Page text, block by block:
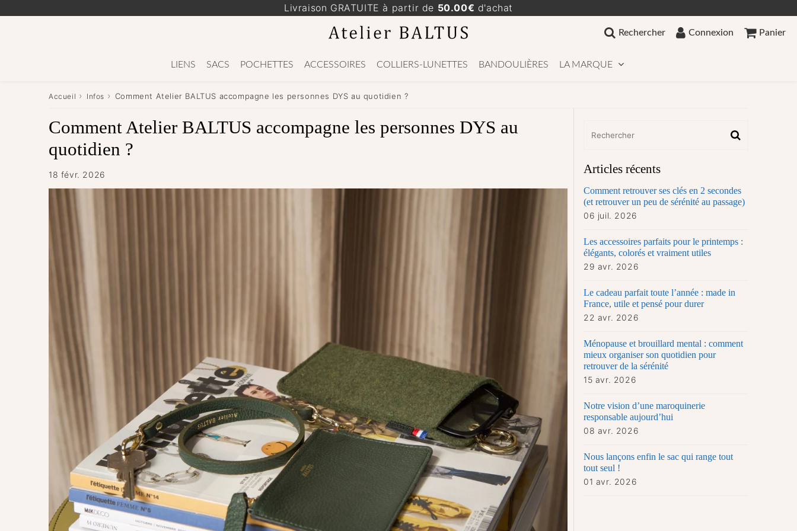
Livraison GRATUITE à partir de 50.00€ d'achat
Rechercher Connexion Panier
LIENS SACS POCHETTES ACCESSOIRES COLLIERS-LUNETTES BANDOULIÈRES LA MARQUE
Accueil › Infos › Comment Atelier BALTUS accompagne les personnes DYS au quotidien ?
Comment Atelier BALTUS accompagne les personnes DYS au
quotidien ?
18 févr. 2026 Articles récents
Comment retrouver ses clés en 2 secondes
(et retrouver un peu de sérénité au passage)
06 juil. 2026
Les accessoires parfaits pour le printemps :
élégants, colorés et vraiment utiles
29 avr. 2026
Le cadeau parfait toute l’année : made in
France, utile et pensé pour durer
22 avr. 2026
Ménopause et brouillard mental : comment
mieux organiser son quotidien pour
retrouver de la sérénité
15 avr. 2026
Notre vision d’une maroquinerie
responsable aujourd’hui
08 avr. 2026
Nous lançons enfin le sac qui range tout
tout seul !
01 avr. 2026